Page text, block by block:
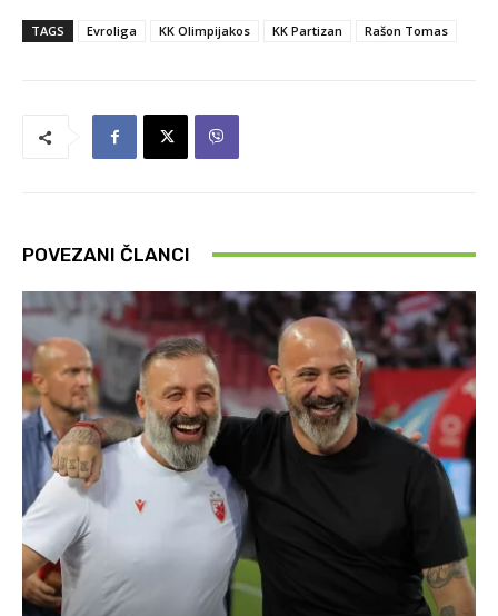
TAGS Evroliga KK Olimpijakos KK Partizan Rašon Tomas
POVEZANI ČLANCI